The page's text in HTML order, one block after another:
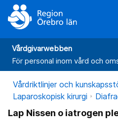
Vårdgivarwebben
För personal inom vård och
Vårdriktlinjer och
Laparoskopisk kirurgi
Lap Nissen o iatrogen